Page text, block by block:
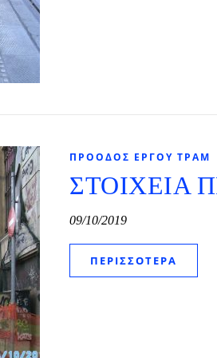
ΠΡΌΟΔΟΣ ΈΡΓΟΥ ΤΡΑΜ
ΣΤΟΙΧΕΙΑ
09/10/2019
ΠΕΡΙΣΣΌΤΕΡΑ